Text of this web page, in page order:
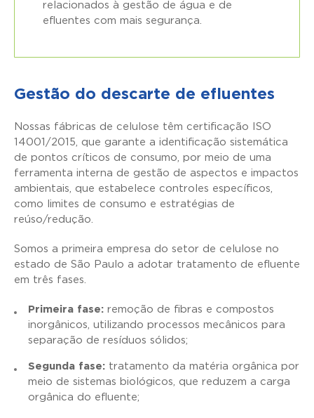
relacionados à gestão de água e de
efluentes com mais segurança.
Gestão do descarte de efluentes
Nossas fábricas de celulose têm certificação ISO
14001/2015, que garante a identificação sistemática
de pontos críticos de consumo, por meio de uma
ferramenta interna de gestão de aspectos e impactos
ambientais, que estabelece controles específicos,
como limites de consumo e estratégias de
reúso/redução.
Somos a primeira empresa do setor de celulose no
estado de São Paulo a adotar tratamento de efluente
em três fases.
Primeira fase: remoção de fibras e compostos
inorgânicos, utilizando processos mecânicos para
separação de resíduos sólidos;
Segunda fase: tratamento da matéria orgânica por
meio de sistemas biológicos, que reduzem a carga
orgânica do efluente;